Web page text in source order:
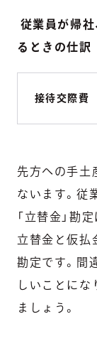
従業員が帰社
るときの仕訳
接待交際費
先方への手土
ないます。従
「立替金」勘
立替金と仮払
勘定です。間
しいことにな
ましょう。